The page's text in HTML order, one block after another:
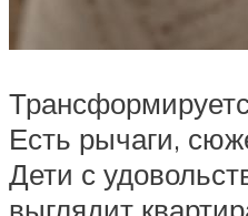
Есть рычаги,
Дети с